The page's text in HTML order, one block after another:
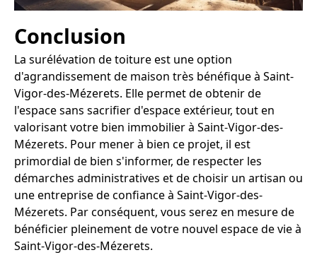
Conclusion
La surélévation de toiture est une option
d'agrandissement de maison très bénéfique à Saint-
Vigor-des-Mézerets. Elle permet de obtenir de
l'espace sans sacrifier d'espace extérieur, tout en
valorisant votre bien immobilier à Saint-Vigor-des-
Mézerets. Pour mener à bien ce projet, il est
primordial de bien s'informer, de respecter les
démarches administratives et de choisir un artisan ou
une entreprise de confiance à Saint-Vigor-des-
Mézerets. Par conséquent, vous serez en mesure de
bénéficier pleinement de votre nouvel espace de vie à
Saint-Vigor-des-Mézerets.